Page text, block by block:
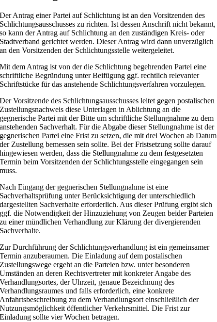
Der Antrag einer Partei auf Schlichtung ist an den Vorsitzenden des
Schlichtungsausschusses zu richten. Ist dessen Anschrift nicht bekannt,
so kann der Antrag auf Schlichtung an den zuständigen Kreis- oder
Stadtverband gerichtet werden. Dieser Antrag wird dann unverzüglich
an den Vorsitzenden der Schlichtungsstelle weitergeleitet.
Mit dem Antrag ist von der die Schlichtung begehrenden Partei eine
schriftliche Begründung unter Beifügung ggf. rechtlich relevanter
Schriftstücke für das anstehende Schlichtungsverfahren vorzulegen.
Der Vorsitzende des Schlichtungsausschusses leitet gegen postalischen
Zustellungsnachweis diese Unterlagen in Ablichtung an die
gegnerische Partei mit der Bitte um schriftliche Stellungnahme zu dem
anstehenden Sachverhalt. Für die Abgabe dieser Stellungnahme ist der
gegnerischen Partei eine Frist zu setzen, die mit drei Wochen ab Datum
der Zustellung bemessen sein sollte. Bei der Fristsetzung sollte darauf
hingewiesen werden, dass die Stellungnahme zu dem festgesetzten
Termin beim Vorsitzenden der Schlichtungsstelle eingegangen sein
muss.
Nach Eingang der gegnerischen Stellungnahme ist eine
Sachverhaltsprüfung unter Berücksichtigung der unterschiedlich
dargestellten Sachverhalte erforderlich. Aus dieser Prüfung ergibt sich
ggf. die Notwendigkeit der Hinzuziehung von Zeugen beider Parteien
zu einer mündlichen Verhandlung zur Klärung der divergierenden
Sachverhalte.
Zur Durchführung der Schlichtungsverhandlung ist ein gemeinsamer
Termin anzuberaumen. Die Einladung auf dem postalischen
Zustellungswege ergeht an die Parteien bzw. unter besonderen
Umständen an deren Rechtsvertreter mit konkreter Angabe des
Verhandlungsortes, der Uhrzeit, genaue Bezeichnung des
Verhandlungsraumes und falls erforderlich, eine konkrete
Anfahrtsbeschreibung zu dem Verhandlungsort einschließlich der
Nutzungsmöglichkeit öffentlicher Verkehrsmittel. Die Frist zur
Einladung sollte vier Wochen betragen.